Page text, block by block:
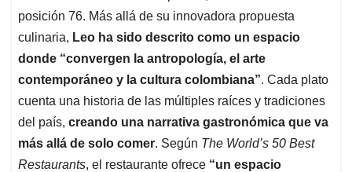
posición 76. Más allá de su innovadora propuesta
culinaria, Leo ha sido descrito como un espacio
donde “convergen la antropología, el arte
contemporáneo y la cultura colombiana”. Cada plato
cuenta una historia de las múltiples raíces y tradiciones
del país, creando una narrativa gastronómica que va
más allá de solo comer. Según The World’s 50 Best
Restaurants, el restaurante ofrece “un espacio